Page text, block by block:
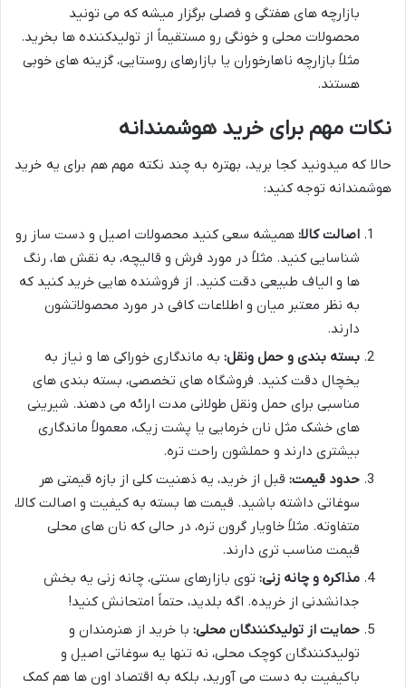
بازارچه های هفتگی و فصلی برگزار میشه که می تونید
محصولات محلی و خونگی رو مستقیماً از تولیدکننده ها بخرید.
مثلاً بازارچه ناهارخوران یا بازارهای روستایی، گزینه های خوبی
هستند.
نکات مهم برای خرید هوشمندانه
حالا که میدونید کجا برید، بهتره به چند نکته مهم هم برای یه خرید
هوشمندانه توجه کنید:
اصالت کالا: همیشه سعی کنید محصولات اصیل و دست ساز رو
شناسایی کنید. مثلاً در مورد فرش و قالیچه، به نقش ها، رنگ
ها و الیاف طبیعی دقت کنید. از فروشنده هایی خرید کنید که
به نظر معتبر میان و اطلاعات کافی در مورد محصولاتشون
دارند.
بسته بندی و حمل ونقل: به ماندگاری خوراکی ها و نیاز به
یخچال دقت کنید. فروشگاه های تخصصی، بسته بندی های
مناسبی برای حمل ونقل طولانی مدت ارائه می دهند. شیرینی
های خشک مثل نان خرمایی یا پشت زیک، معمولاً ماندگاری
بیشتری دارند و حملشون راحت تره.
حدود قیمت: قبل از خرید، یه ذهنیت کلی از بازه قیمتی هر
سوغاتی داشته باشید. قیمت ها بسته به کیفیت و اصالت کالا،
متفاوته. مثلاً خاویار گرون تره، در حالی که نان های محلی
قیمت مناسب تری دارند.
مذاکره و چانه زنی: توی بازارهای سنتی، چانه زنی یه بخش
جدانشدنی از خریده. اگه بلدید، حتماً امتحانش کنید!
حمایت از تولیدکنندگان محلی: با خرید از هنرمندان و
تولیدکنندگان کوچک محلی، نه تنها یه سوغاتی اصیل و
باکیفیت به دست می آورید، بلکه به اقتصاد اون ها هم کمک